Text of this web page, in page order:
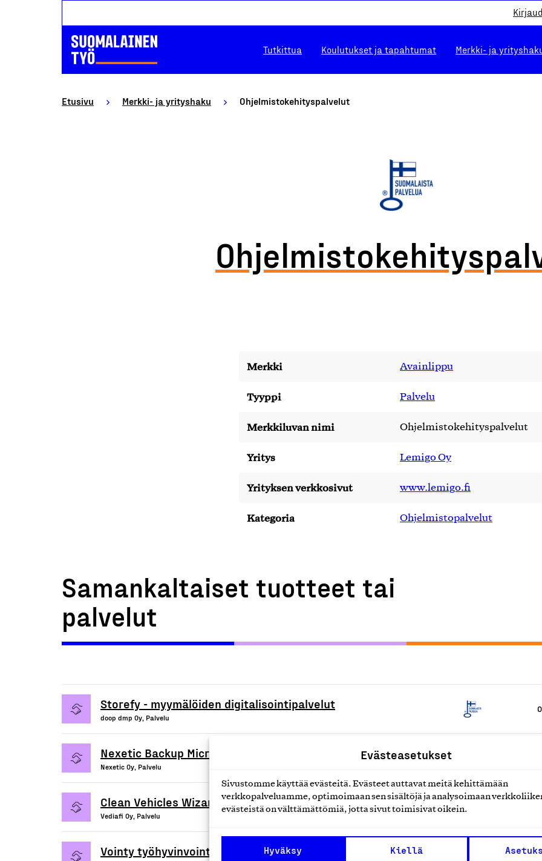
Evästeasetukset
Sivustomme käyttää evästeitä. Evästeet auttavat meitä kehittämään
verkkopalveluamme, optimoimaan sen sisältöjä ja analysoimaan
evästeistä on välttämättömiä, jotta sivut toimisivat oikein.
Hyväksy Kiellä
Tutkittua Koulutukset ja tapahtumat Merkki- ja
Etusivu Merkki- ja yrityshaku Ohjelmistokehityspalvelut
Merkki Avainlippu
Tyyppi Palvelu
Merkkiluvan nimi Ohjelmistokehityspalvelut
Yritys Lemigo Oy
Yrityksen verkkosivut www.lemigo.fi
Kategoria Ohjelmistopalvelut
Samankaltaiset tuotteet tai
palvelut
Storefy - myymälöiden digitalisointipalvelut
doop dmp Oy, Palvelu
Nexetic Backup Microsoft 365 -palvelu
Nexetic Oy, Palvelu
Clean Vehicles Wizard -palvelu
Vediafi Oy, Palvelu
Vointy työhyvinvointisovellus